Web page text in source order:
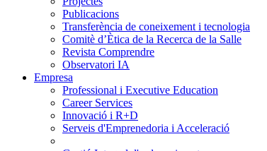
Publicacions
Transferència de coneixement i tecnologia
Comitè d’Ètica de la Recerca de la Salle
Revista Comprendre
Observatori IA
Empresa
Professional i Executive Education
Career Services
Innovació i R+D
Serveis d'Emprenedoria i Acceleració